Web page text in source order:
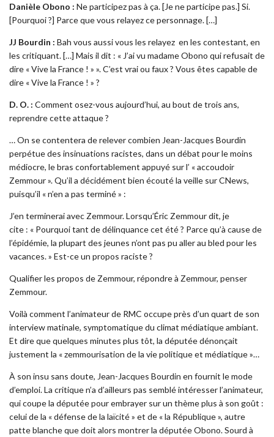
Danièle Obono : Ne participez pas à ça. [Je ne participe pas.] Si.
[Pourquoi ?] Parce que vous relayez ce personnage. […]
JJ Bourdin : Bah vous aussi vous les relayez en les contestant, en
les critiquant. […] Mais il dit : « J’ai vu madame Obono qui refusait de
dire « Vive la France ! » ». C’est vrai ou faux ? Vous êtes capable de
dire « Vive la France ! » ?
D. O. : Comment osez-vous aujourd’hui, au bout de trois ans,
reprendre cette attaque ?
… On se contentera de relever combien Jean-Jacques Bourdin
perpétue des insinuations racistes, dans un débat pour le moins
médiocre, le bras confortablement appuyé sur l’ « accoudoir
Zemmour ». Qu’il a décidément bien écouté la veille sur CNews,
puisqu’il « n’en a pas terminé » :
J’en terminerai avec Zemmour. Lorsqu’Éric Zemmour dit, je
cite : « Pourquoi tant de délinquance cet été ? Parce qu’à cause de
l’épidémie, la plupart des jeunes n’ont pas pu aller au bled pour les
vacances. » Est-ce un propos raciste ?
Qualifier les propos de Zemmour, répondre à Zemmour, penser
Zemmour.
Voilà comment l’animateur de RMC occupe près d’un quart de son
interview matinale, symptomatique du climat médiatique ambiant.
Et dire que quelques minutes plus tôt, la députée dénonçait
justement la « zemmourisation de la vie politique et médiatique »…
À son insu sans doute, Jean-Jacques Bourdin en fournit le mode
d’emploi. La critique n’a d’ailleurs pas semblé intéresser l’animateur,
qui coupe la députée pour embrayer sur un thème plus à son goût :
celui de la « défense de la laïcité » et de « la République », autre
patte blanche que doit alors montrer la députée Obono. Sourd à